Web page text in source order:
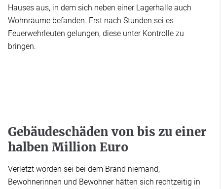
Hauses aus, in dem sich neben einer Lagerhalle auch
Wohnräume befanden. Erst nach Stunden sei es
Feuerwehrleuten gelungen, diese unter Kontrolle zu
bringen.
Gebäudeschäden von bis zu einer
halben Million Euro
Verletzt worden sei bei dem Brand niemand;
Bewohnerinnen und Bewohner hätten sich rechtzeitig in